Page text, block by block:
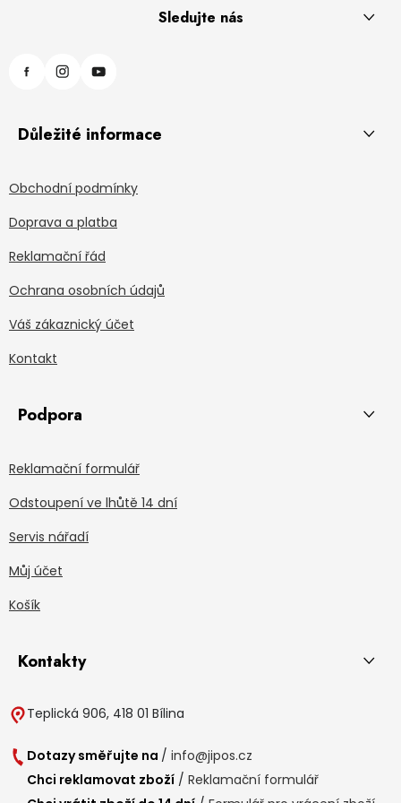
Sledujte nás
Důležité informace
Obchodní podmínky
Doprava a platba
Reklamační řád
Ochrana osobních údajů
Váš zákaznický účet
Kontakt
Podpora
Reklamační formulář
Odstoupení ve lhůtě 14 dní
Servis nářadí
Můj účet
Košík
Kontakty
Teplická 906, 418 01 Bílina
Dotazy směřujte na / info@jipos.cz
Chci reklamovat zboží / Reklamační formulář